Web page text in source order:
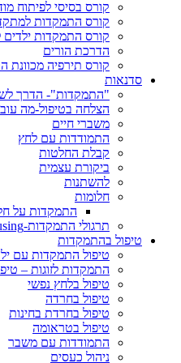
קורס בסיסי לפיתוח
קורס התמקדות
קורס התמקדות ילדים
הדרכת הורים
קורס תירפיה
סדנאות
"התמקדות"- הדרך
הצלחה בטיפול-מה
משברי חיים
התמודדות עם לחץ
קבלת החלטות
ביקורת עצמית
להשתנות
חלומות
התמקדות על
תרגולי התמקדות-Focusing
טיפול בהתמקדות
טיפול התמקדות עם
התמקדות לזוגות –
טיפול בלחץ נפשי
טיפול בחרדה
טיפול בחרדת בחינות
טיפול בטראומה
התמודדות עם משבר
ניהול כעסים